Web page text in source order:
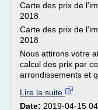
Carte des prix de
2018
Carte des prix de
2018
Nous attirons votre
calcul des prix par
arrondissements et
Lire la suite
Date: 2019-04-15